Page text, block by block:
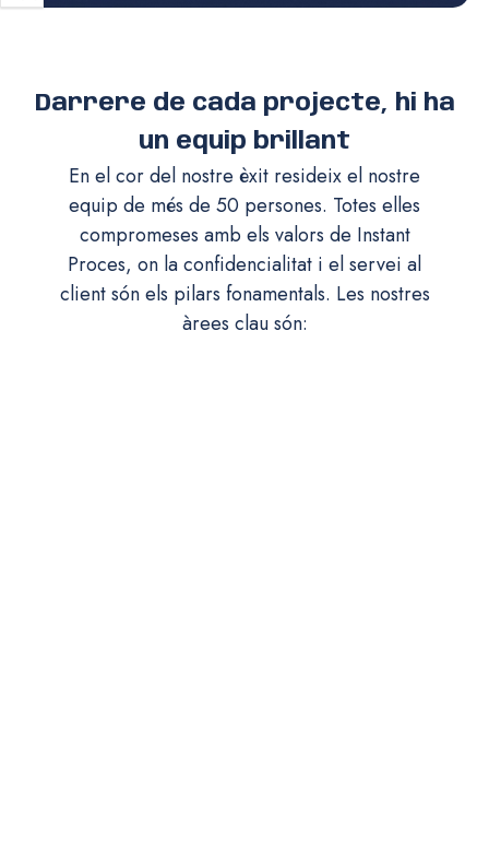
Darrere de cada projecte, hi ha
un equip brillant
En el cor del nostre èxit resideix el nostre
equip de més de 50 persones. Totes elles
compromeses amb els valors de Instant
Proces, on la confidencialitat i el servei al
client són els pilars fonamentals. Les nostres
àrees clau són: